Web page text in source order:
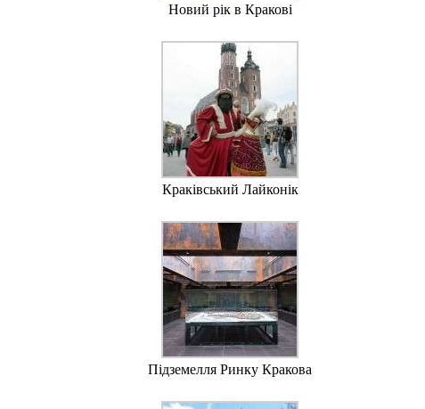
Новий рік в Кракові
Краківський Лайконік
Підземелля Ринку Кракова